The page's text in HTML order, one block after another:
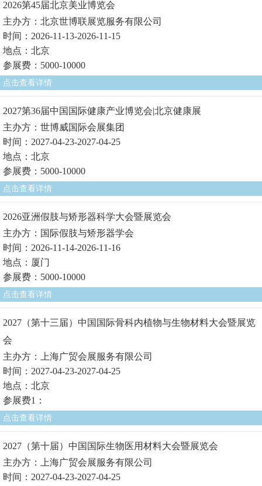
2026第45届北京美业博览会
主办方：北京世博联展览服务有限公司
时间：2026-11-13-2026-11-15
地点：北京
参展费：5000-10000
点击查看详情
2027第36届中国国际健康产业博览会|北京健康展
主办方：世博威国际会展集团
时间：2027-04-23-2027-04-25
地点：北京
参展费：5000-10000
点击查看详情
2026亚洲假肢与矫形器科学大会暨展览会
主办方：国际假肢与矫形器学会
时间：2026-11-14-2026-11-16
地点：厦门
参展费：5000-10000
点击查看详情
2027（第十三届）中国国际骨科内植物与生物材料大会暨展览
会
主办方：上海广贸会展服务有限公司
时间：2027-04-23-2027-04-25
地点：北京
参展费1：
点击查看详情
2027（第十届）中国国际生物医用材料大会暨展览会
主办方：上海广贸会展服务有限公司
时间：2027-04-23-2027-04-25